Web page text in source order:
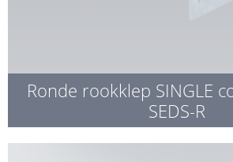
Ronde rookklep SINGLE
SEDS-R